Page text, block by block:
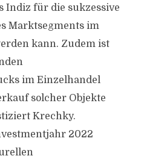
Indiz für die sukzessive
Marktsegments im
kann. Zudem ist
im Einzelhandel
solcher Objekte
Krechky.
2022